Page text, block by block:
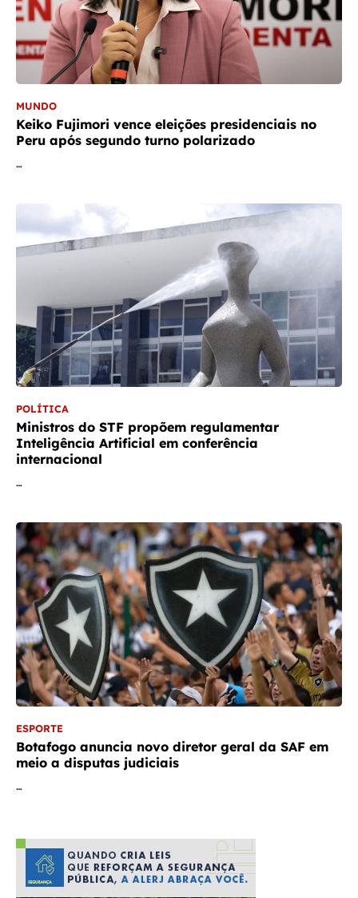
MUNDO
Keiko Fujimori vence eleições presidenciais no
Peru após segundo turno polarizado
…
POLÍTICA
Ministros do STF propõem regulamentar
Inteligência Artificial em conferência
internacional
…
ESPORTE
Botafogo anuncia novo diretor geral da SAF em
meio a disputas judiciais
…